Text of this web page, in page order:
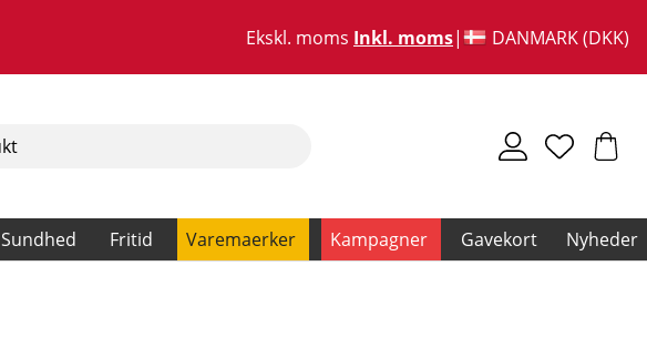
Ekskl. moms Inkl. moms DANMARK (DKK)
Sundhed Fritid Varemaerker Kampagner Gavekort Nyheder